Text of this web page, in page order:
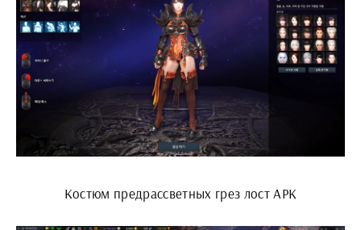
Костюм предрассветных грез лост АРК